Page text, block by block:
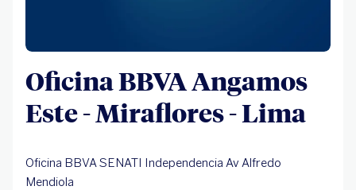
Oficina BBVA Angamos
Este - Miraflores - Lima
Oficina BBVA SENATI Independencia Av Alfredo
Mendiola